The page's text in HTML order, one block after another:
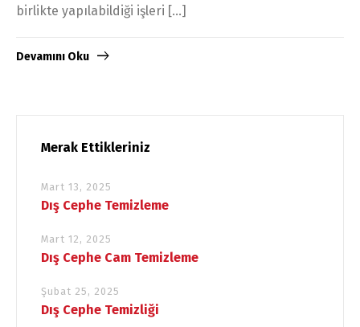
birlikte yapılabildiği işleri […]
Devamını Oku
Merak Ettikleriniz
Mart 13, 2025
Dış Cephe Temizleme
Mart 12, 2025
Dış Cephe Cam Temizleme
Şubat 25, 2025
Dış Cephe Temizliği